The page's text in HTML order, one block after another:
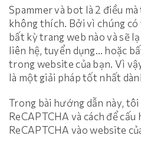
Spammer và bot là 2 điều
không thích. Bởi vì chúng
bất kỳ trang web nào và sẽ
liên hệ, tuyển dụng… hoặc
trong website của bạn. Vì
là một giải pháp tốt nhất
Trong bài hướng dẫn này,
ReCAPTCHA và cách để
ReCAPTCHA vào website